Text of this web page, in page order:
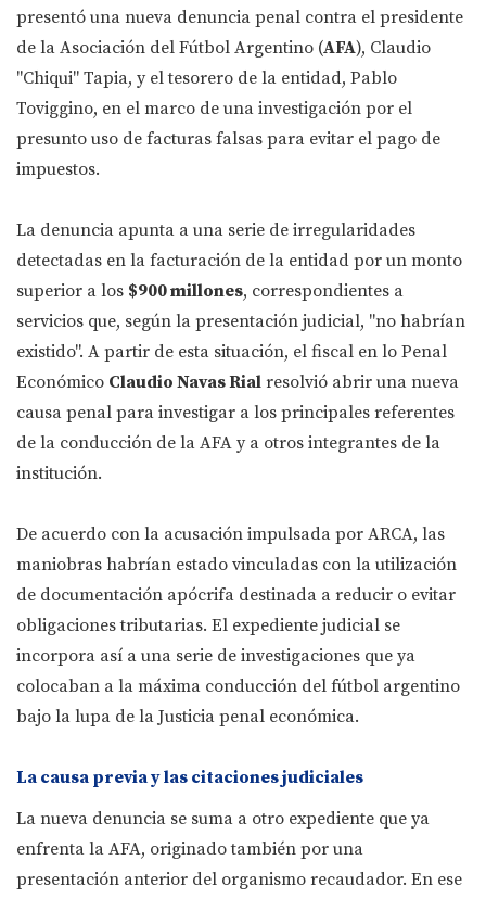
presentó una nueva denuncia penal contra el presidente
de la Asociación del Fútbol Argentino (AFA), Claudio
"Chiqui" Tapia, y el tesorero de la entidad, Pablo
Toviggino, en el marco de una investigación por el
presunto uso de facturas falsas para evitar el pago de
impuestos.
La denuncia apunta a una serie de irregularidades
detectadas en la facturación de la entidad por un monto
superior a los $900 millones, correspondientes a
servicios que, según la presentación judicial, "no habrían
existido". A partir de esta situación, el fiscal en lo Penal
Económico Claudio Navas Rial resolvió abrir una nueva
causa penal para investigar a los principales referentes
de la conducción de la AFA y a otros integrantes de la
institución.
De acuerdo con la acusación impulsada por ARCA, las
maniobras habrían estado vinculadas con la utilización
de documentación apócrifa destinada a reducir o evitar
obligaciones tributarias. El expediente judicial se
incorpora así a una serie de investigaciones que ya
colocaban a la máxima conducción del fútbol argentino
bajo la lupa de la Justicia penal económica.
La causa previa y las citaciones judiciales
La nueva denuncia se suma a otro expediente que ya
enfrenta la AFA, originado también por una
presentación anterior del organismo recaudador. En ese